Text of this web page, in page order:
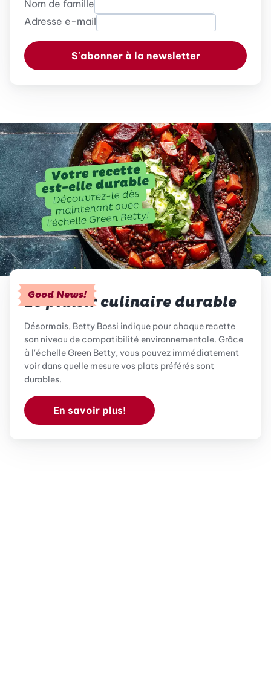
Nom de famille
Adresse e-mail
S'abonner à la newsletter
Good News!
Le plaisir culinaire durable
Désormais, Betty Bossi indique pour chaque recette
son niveau de compatibilité environnementale. Grâce
à l'échelle Green Betty, vous pouvez immédiatement
voir dans quelle mesure vos plats préférés sont
durables.
En savoir plus!